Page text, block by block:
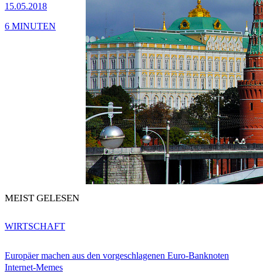
15.05.2018
6 MINUTEN
MEIST GELESEN
Europäer machen aus den vorgeschlagenen Euro-Banknoten
Internet-Memes
WIRTSCHAFT